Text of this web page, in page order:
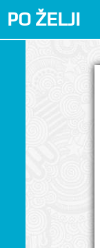
PO ŽELJI